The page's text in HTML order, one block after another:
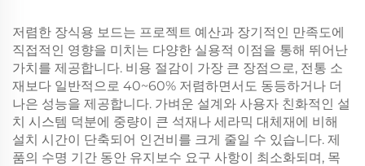
저렴한 장식용 보드는 프로젝트 예산과 장기적인 만족도에
직접적인 영향을 미치는 다양한 실용적 이점을 통해 뛰어난
가치를 제공합니다. 비용 절감이 가장 큰 장점으로, 전통 소
재보다 일반적으로 40~60% 저렴하면서도 동등하거나 더
나은 성능을 제공합니다. 가벼운 설계와 사용자 친화적인 설
치 시스템 덕분에 중량이 큰 석재나 세라믹 대체재에 비해
설치 시간이 단축되어 인건비를 크게 줄일 수 있습니다. 제
품의 수명 기간 동안 유지보수 요구 사항이 최소화되며, 목